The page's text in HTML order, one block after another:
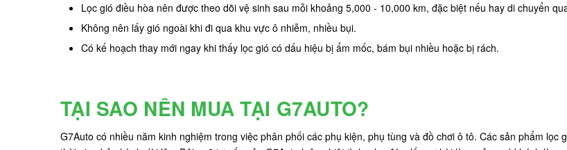
Lọc gió điều hòa nên được theo dõi vệ sinh sau mỗi khoảng 5,000 - 10,000 km, đặc biệt nếu hay di chuyển
Không nên lấy gió ngoài khi đi qua khu vực ô nhiễm, nhiều bụi.
Có kế hoạch thay mới ngay khi thấy lọc gió có dấu hiệu bị ẩm mốc, bám bụi nhiều hoặc bị rách.
TẠI SAO NÊN MUA TẠI G7AUTO?
G7Auto có nhiều năm kinh nghiệm trong việc phân phối các phụ kiện, phụ tùng và đồ chơi ô tô. Các sản phẩm